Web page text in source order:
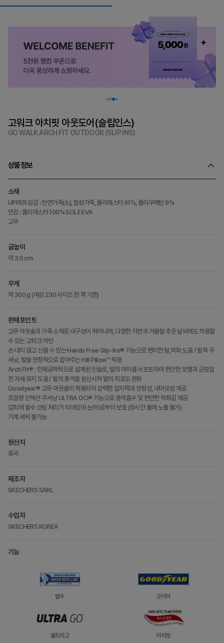
고워크 아치핏 아웃도어(슬립인스)
GO WALK ARCH FIT OUTDOOR (SLIP INS)
상품정보
소재
UPPER 겉감 : 천연가죽(소), 합성가죽, 폴리에스터 91%, 폴리우레탄 9%
안감 : 폴리에스터 100% SOLE EVA
고무
굽높이
약 3.5 cm
무게
약 300 g (여성 230 사이즈 한 쪽 기준)
판매포인트
고무 아웃솔과 가죽 소재로 내구성이 뛰어나며, 다양한 지면과 겨울철 추운 날씨에도 착용할
수 있는 고워크 라인
손 대지 않고 신을 수 있는 Hands Free Slip-Ins® 기능으로 편리한 탈,착화 도움 / 발목 쿠
셔닝, 발을 안정적으로 잡아주는 Hill Pillow™ 적용
Arch Fit® : 인체공학적으로 설계된 인솔로, 발의 아치를 서포트하여 편안한 보행과 균형잡
힌 자세 유지 도움 / 발의 충격을 분산시켜 발의 피로도 완화
Goodyear® 고무 아웃솔이 적용되어 강력한 접지력과 안정성, 내마모성 제공
초경량 인젝션 쿠셔닝 ULTRA GO® 기능으로 충격흡수 및 편안한 착화감 제공
갑피에 발수 코팅 처리가 되어있어 눈/비로부터 보호 (장시간 물에 노출 불가)
기계 세탁 불가능
원산지
중국
제조자
SKECHERS SARL
수입자
SKECHERS KOREA
기능
발수 굿이어
울트라고 아치핏